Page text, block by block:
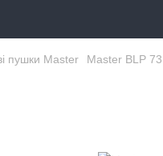
пушки Master Master BLP